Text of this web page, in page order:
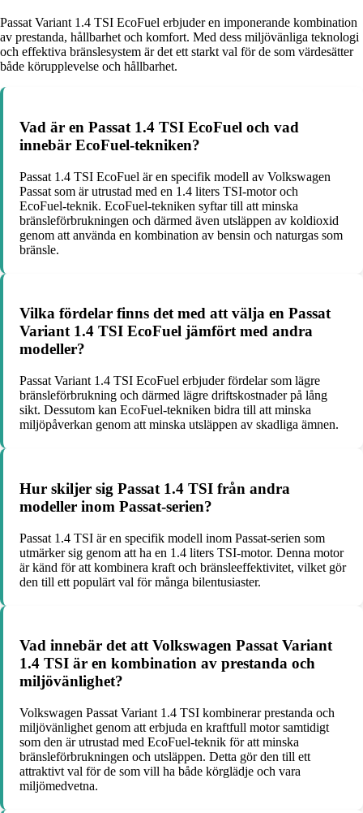
Passat Variant 1.4 TSI EcoFuel erbjuder en imponerande kombination
av prestanda, hållbarhet och komfort. Med dess miljövänliga teknologi
och effektiva bränslesystem är det ett starkt val för de som värdesätter
både körupplevelse och hållbarhet.
Vad är en Passat 1.4 TSI EcoFuel och vad
innebär EcoFuel-tekniken?
Passat 1.4 TSI EcoFuel är en specifik modell av Volkswagen
Passat som är utrustad med en 1.4 liters TSI-motor och
EcoFuel-teknik. EcoFuel-tekniken syftar till att minska
bränsleförbrukningen och därmed även utsläppen av koldioxid
genom att använda en kombination av bensin och naturgas som
bränsle.
Vilka fördelar finns det med att välja en Passat
Variant 1.4 TSI EcoFuel jämfört med andra
modeller?
Passat Variant 1.4 TSI EcoFuel erbjuder fördelar som lägre
bränsleförbrukning och därmed lägre driftskostnader på lång
sikt. Dessutom kan EcoFuel-tekniken bidra till att minska
miljöpåverkan genom att minska utsläppen av skadliga ämnen.
Hur skiljer sig Passat 1.4 TSI från andra
modeller inom Passat-serien?
Passat 1.4 TSI är en specifik modell inom Passat-serien som
utmärker sig genom att ha en 1.4 liters TSI-motor. Denna motor
är känd för att kombinera kraft och bränsleeffektivitet, vilket gör
den till ett populärt val för många bilentusiaster.
Vad innebär det att Volkswagen Passat Variant
1.4 TSI är en kombination av prestanda och
miljövänlighet?
Volkswagen Passat Variant 1.4 TSI kombinerar prestanda och
miljövänlighet genom att erbjuda en kraftfull motor samtidigt
som den är utrustad med EcoFuel-teknik för att minska
bränsleförbrukningen och utsläppen. Detta gör den till ett
attraktivt val för de som vill ha både körglädje och vara
miljömedvetna.